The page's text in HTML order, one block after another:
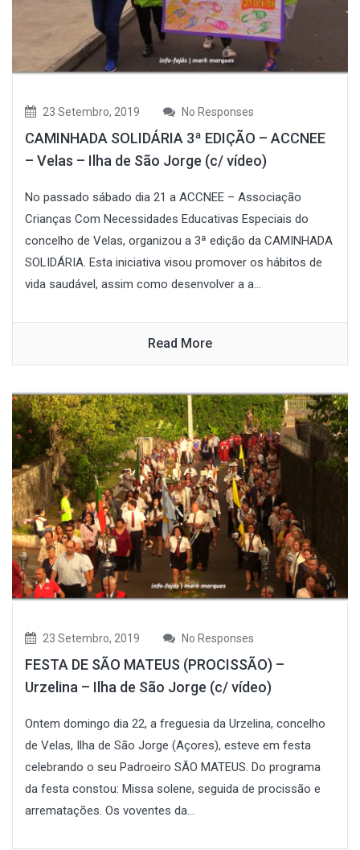
23 Setembro, 2019 No Responses
CAMINHADA SOLIDÁRIA 3ª EDIÇÃO – ACCNEE
– Velas – Ilha de São Jorge (c/ vídeo)
No passado sábado dia 21 a ACCNEE – Associação
Crianças Com Necessidades Educativas Especiais do
concelho de Velas, organizou a 3ª edição da CAMINHADA
SOLIDÁRIA. Esta iniciativa visou promover os hábitos de
vida saudável, assim como desenvolver a a...
Read More
23 Setembro, 2019 No Responses
FESTA DE SÃO MATEUS (PROCISSÃO) –
Urzelina – Ilha de São Jorge (c/ vídeo)
Ontem domingo dia 22, a freguesia da Urzelina, concelho
de Velas, Ilha de São Jorge (Açores), esteve em festa
celebrando o seu Padroeiro SÃO MATEUS. Do programa
da festa constou: Missa solene, seguida de procissão e
arrematações. Os voventes da...